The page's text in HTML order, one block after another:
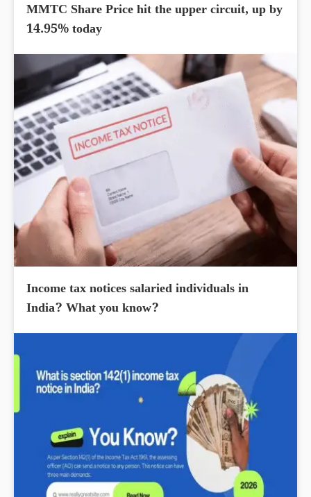
MMTC Share Price hit the upper circuit, up by
14.95% today
Income tax notices salaried individuals in
India? What you know?